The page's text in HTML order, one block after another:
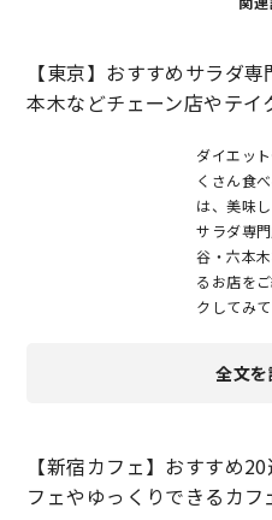
【東京】おすすめサラダ
本木などチェーン店やテ
ダイエッ
くさん食
は、美味
サラダ専
谷・六本
るお店を
クしてみ
全文を
【新宿カフェ】おすすめ
フェやゆっくりできるカフ